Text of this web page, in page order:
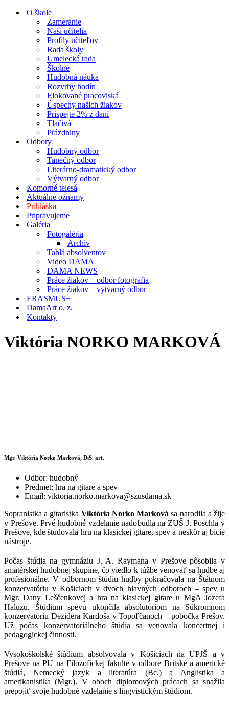
O škole
Zameranie
Naši učitelia
Profily učiteľov
Rada školy
Umelecká rada
Školné
Hudobná náuka
Rozvrhy hodín
Elokované pracoviská
Úspechy našich žiakov
Prispejte 2% z daní
Tlačivá
Prázdniny
Odbory
Hudobný odbor
Tanečný odbor
Literárno-dramatický odbor
Výtvarný odbor
Komorné telesá
Aktuálne oznamy
Prihláška
Pripravujeme
Galéria
Fotogaléria
Archív
Tablá absolventov
Video DAMA
DAMA NEWS
Práce žiakov – odbor fotografia
Práce žiakov – výtvarný odbor
ERASMUS+
DamaArt o. z.
Kontakty
Viktória NORKO MARKOVÁ
Mgr. Viktória Norko Marková, DiS. art.
Odbor: hudobný
Predmet: hra na gitare a spev
Email: viktoria.norko.markova@szusdama.sk
Sopranistka a gitaristka Viktória Norko Marková sa narodila a žije
v Prešove. Prvé hudobné vzdelanie nadobudla na ZUŠ J. Poschla v
Prešove, kde študovala hru na klasickej gitare, spev a neskôr aj bicie
nástroje.
Počas štúdia na gymnáziu J. A. Raymana v Prešove pôsobila v
amatérskej hudobnej skupine, čo viedlo k túžbe venovať sa hudbe aj
profesionálne. V odbornom štúdiu hudby pokračovala na Štátnom
konzervatóriu v Košiciach v dvoch hlavných odboroch – spev u
Mgr. Dany Leščenkovej a hra na klasickej gitare u MgA Jozefa
Haluzu. Štúdium spevu ukončila absolutóriom na Súkromnom
konzervatóriu Dezidera Kardoša v Topoľčanoch – pobočka Prešov.
Už počas konzervatoriálneho štúdia sa venovala koncertnej i
pedagogickej činnosti.
Vysokoškolské štúdium absolvovala v Košiciach na UPJŠ a v
Prešove na PU na Filozofickej fakulte v odbore Britské a americké
štúdiá, Nemecký jazyk a literatúra (Bc.) a Anglistika a
amerikanistika (Mgr.). V oboch diplomových prácach sa snažila
prepojiť svoje hudobné vzdelanie s lingvistickým štúdiom.